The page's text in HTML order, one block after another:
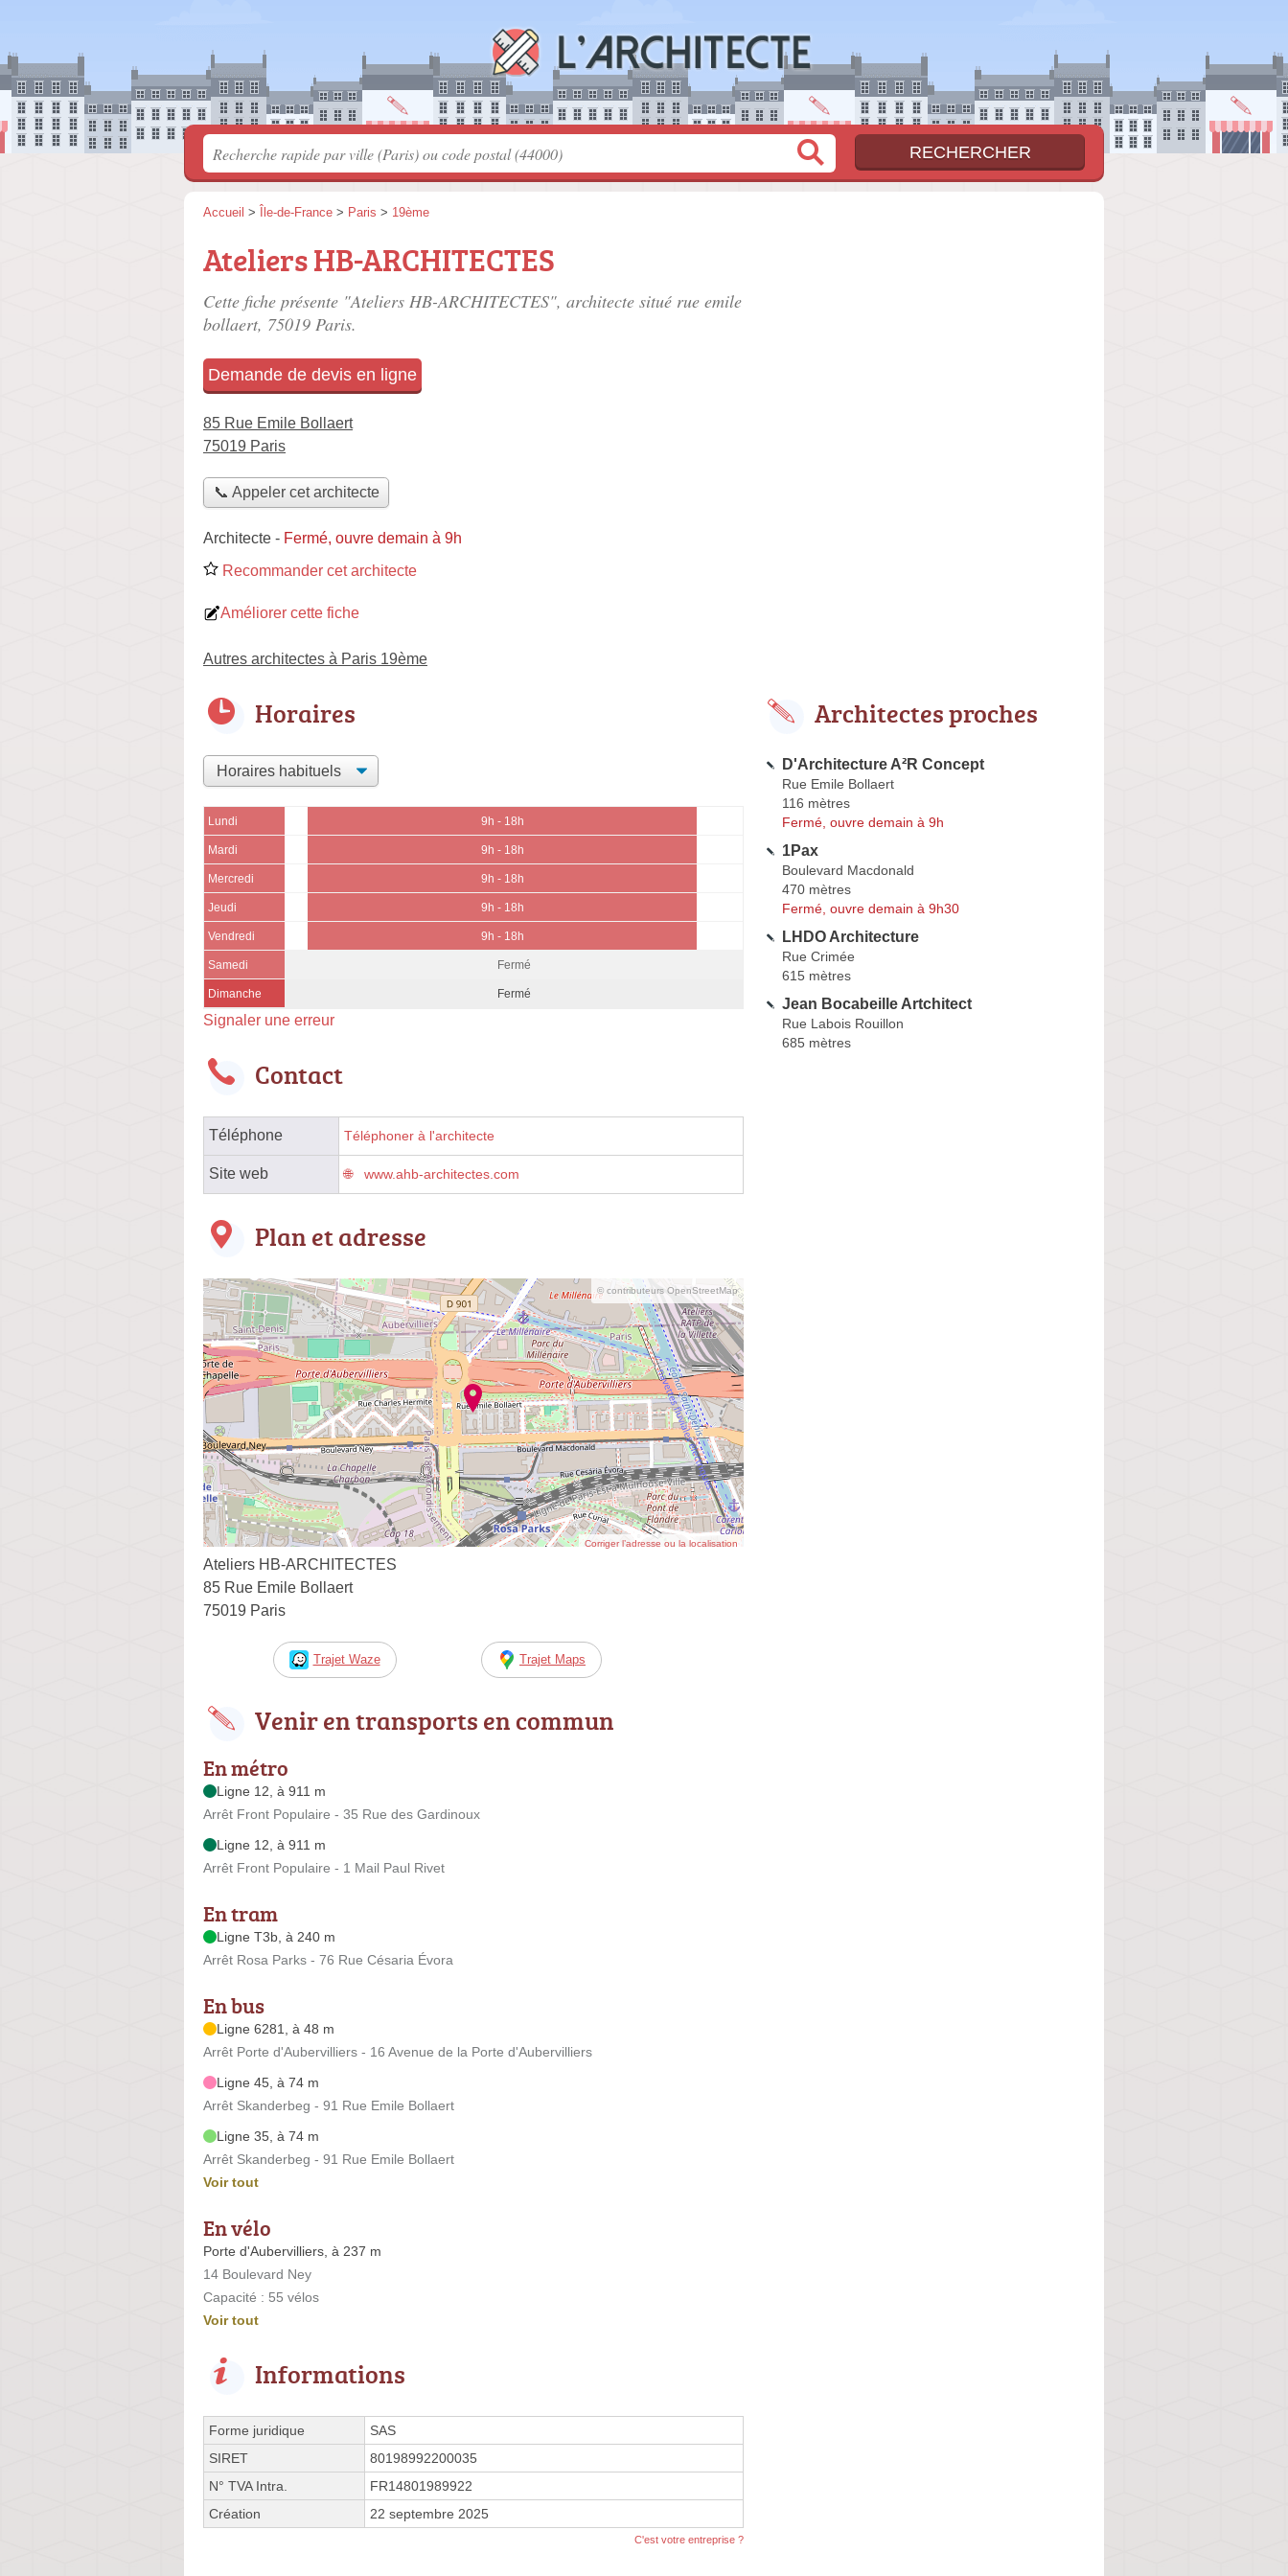
Accueil > Île-de-France > Paris > 19ème
Ateliers HB-ARCHITECTES
Cette fiche présente "Ateliers HB-ARCHITECTES", architecte situé rue emile
bollaert, 75019 Paris.
Demande de devis en ligne
85 Rue Emile Bollaert
75019 Paris
📞 Appeler cet architecte
Architecte - Fermé, ouvre demain à 9h
Recommander cet architecte
Améliorer cette fiche
Autres architectes à Paris 19ème
Horaires
Lundi 9h - 18h
Mardi 9h - 18h
Mercredi 9h - 18h
Jeudi 9h - 18h
Vendredi 9h - 18h
Samedi Fermé
Dimanche Fermé
Signaler une erreur
Contact
Téléphone Téléphoner à l'architecte
Site web www.ahb-architectes.com
Plan et adresse
© contributeurs OpenStreetMap
Corriger l’adresse ou la localisation
Ateliers HB-ARCHITECTES
85 Rue Emile Bollaert
75019 Paris
Trajet Waze Trajet Maps
Venir en transports en commun
En métro
Ligne 12, à 911 m
Arrêt Front Populaire - 35 Rue des Gardinoux
Ligne 12, à 911 m
Arrêt Front Populaire - 1 Mail Paul Rivet
En tram
Ligne T3b, à 240 m
Arrêt Rosa Parks - 76 Rue Césaria Évora
En bus
Ligne 6281, à 48 m
Arrêt Porte d'Aubervilliers - 16 Avenue de la Porte d'Aubervilliers
Ligne 45, à 74 m
Arrêt Skanderbeg - 91 Rue Emile Bollaert
Ligne 35, à 74 m
Arrêt Skanderbeg - 91 Rue Emile Bollaert
Voir tout
En vélo
Porte d'Aubervilliers, à 237 m
14 Boulevard Ney
Capacité : 55 vélos
Voir tout
Informations
Forme juridique
SAS
SIRET
80198992200035
N° TVA Intra.
FR14801989922
Création
22 septembre 2025
C'est votre entreprise ?
Architectes proches
D'Architecture A²R Concept
Rue Emile Bollaert
116 mètres
Fermé, ouvre demain à 9h
1Pax
Boulevard Macdonald
470 mètres
Fermé, ouvre demain à 9h30
LHDO Architecture
Rue Crimée
615 mètres
Jean Bocabeille Artchitect
Rue Labois Rouillon
685 mètres